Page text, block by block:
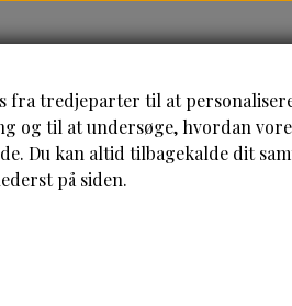
HUDPLEJE
fra tredjeparter til at
og til at undersøge, hvordan
Du kan altid tilbagekalde dit
på siden.